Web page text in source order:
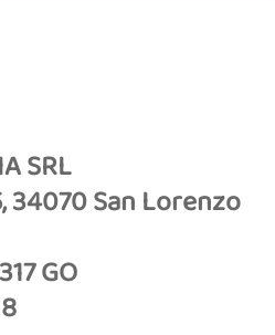
SRL
San Lorenzo
GO